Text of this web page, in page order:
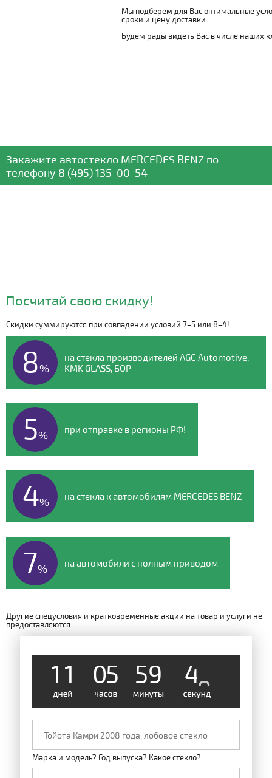
Мы подберем для Вас оптимальные
сроки и цену доставки.
Будем рады видеть Вас в числе наших
Закажите автостекло MERCEDES BENZ по
телефону 8 (495) 135-00-54
Видео о компании
Посчитай свою скидку!
Скидки суммируются при совпадении условий 7+5 или 8+4!
8%
на стекла производителей AGC Automotive,
KMK GLASS, БОР
5% при отправке в регионы РФ!
4% на стекла к автомобилям MERCEDES BENZ
7% на автомобили с полным приводом
Другие спецусловия и кратковременные акции на товар и услуги не
предоставляются.
1 1 05 59 48
Марка и модель? Год выпуска? Какое стекло?